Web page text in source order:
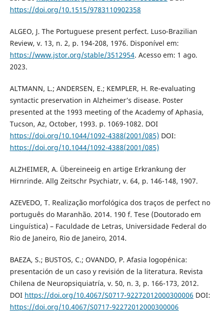
https://doi.org/10.1515/9783110902358
ALGEO, J. The Portuguese present perfect. Luso-Brazilian
Review, v. 13, n. 2, p. 194-208, 1976. Disponível em:
https://www.jstor.org/stable/3512954. Acesso em: 1 ago.
2023.
ALTMANN, L.; ANDERSEN, E.; KEMPLER, H. Re-evaluating
syntactic preservation in Alzheimer’s disease. Poster
presented at the 1993 meeting of the Academy of Aphasia,
Tucson, Az, October, 1993. p. 1069-1082. DOI
https://doi.org/10.1044/1092-4388(2001/085) DOI:
https://doi.org/10.1044/1092-4388(2001/085)
ALZHEIMER, A. Übereineeig en artige Erkrankung der
Hirnrinde. Allg Zeitschr Psychiatr, v. 64, p. 146-148, 1907.
AZEVEDO, T. Realização morfológica dos traços de perfect no
português do Maranhão. 2014. 190 f. Tese (Doutorado em
Linguística) – Faculdade de Letras, Universidade Federal do
Rio de Janeiro, Rio de Janeiro, 2014.
BAEZA, S.; BUSTOS, C.; OVANDO, P. Afasia logopénica:
presentación de un caso y revisión de la literatura. Revista
Chilena de Neuropsiquiatría, v. 50, n. 3, p. 166-173, 2012.
DOI https://doi.org/10.4067/S0717-92272012000300006 DOI:
https://doi.org/10.4067/S0717-92272012000300006